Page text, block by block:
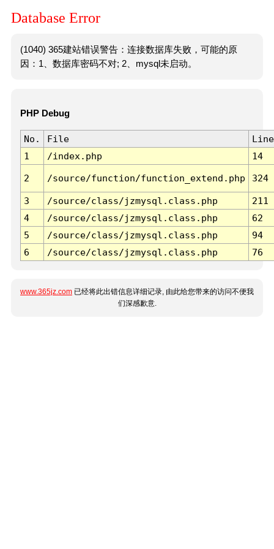
Database Error
(1040) 365建站错误警告：连接数据库失败，可能的原
因：1、数据库密码不对; 2、mysql未启动。
PHP Debug
No. File
Line
1
/index.php 14
2 /source/function/function_extend.php 324
3 /source/class/jzmysql.class.php
211
4
/source/class/jzmysql.class.php
62
5
/source/class/jzmysql.class.php
94
6
/source/class/jzmysql.class.php 76
www.365jz.com 已经将此出错信息详细记录, 由此给您带来的访问不便我
们深感歉意.